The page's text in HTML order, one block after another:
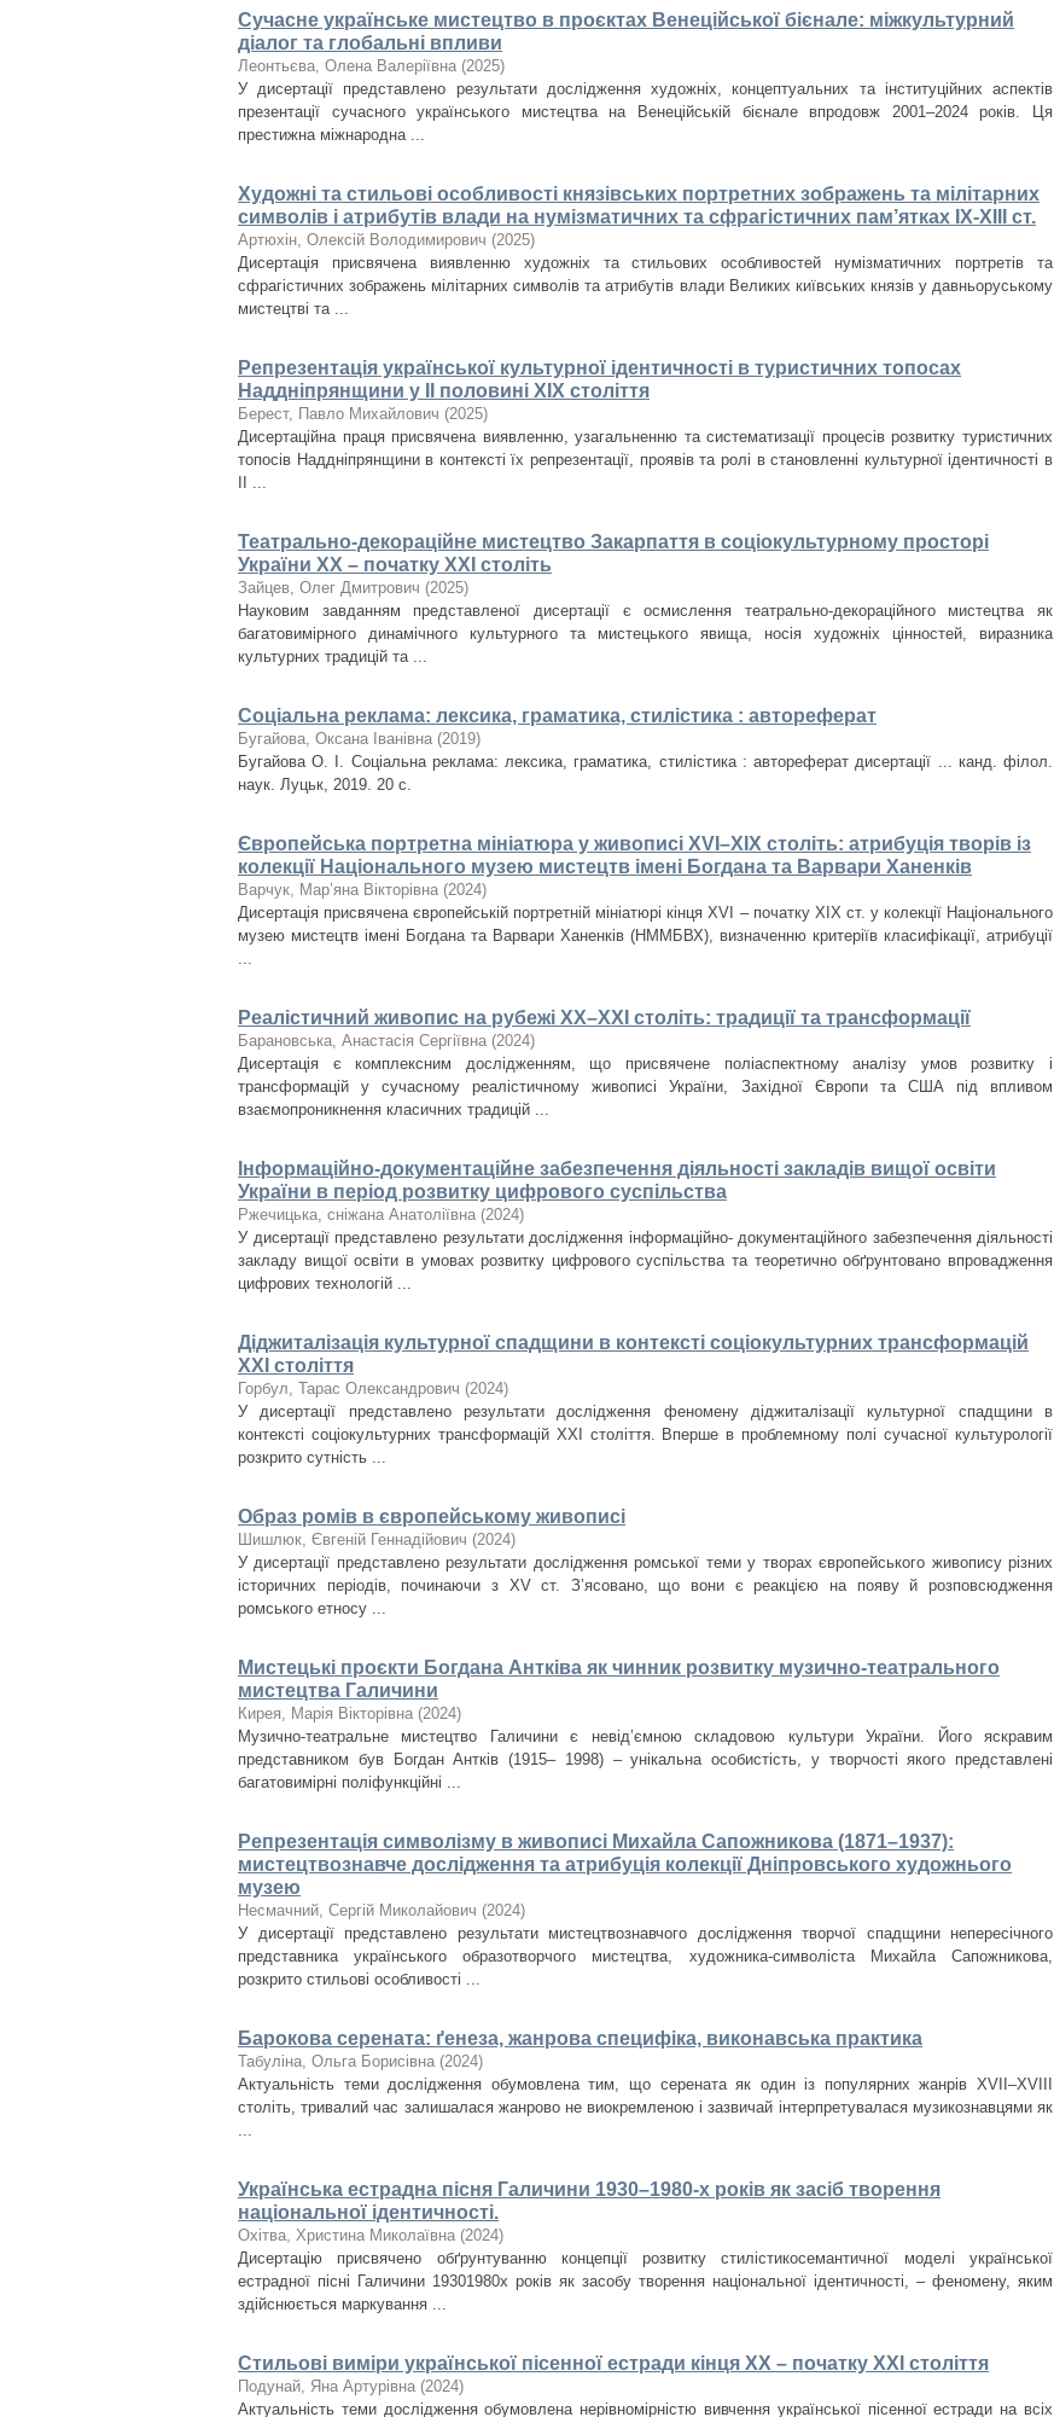
Сучасне українське мистецтво в проєктах Венеційської бієнале: міжкультурний
діалог та глобальні впливи
Леонтьєва, Олена Валеріївна (2025)
У дисертації представлено результати дослідження художніх, концептуальних та інституційних аспектів
презентації сучасного українського мистецтва на Венеційській бієнале впродовж 2001–2024 років. Ця
престижна міжнародна ...
Художні та стильові особливості князівських портретних зображень та мілітарних
символів і атрибутів влади на нумізматичних та сфрагістичних пам’ятках ІХ-ХІІІ ст.
Артюхін, Олексій Володимирович (2025)
Дисертація присвячена виявленню художніх та стильових особливостей нумізматичних портретів та
сфрагістичних зображень мілітарних символів та атрибутів влади Великих київських князів у давньоруському
мистецтві та ...
Репрезентація української культурної ідентичності в туристичних топосах
Наддніпрянщини у ІІ половині XIX століття
Берест, Павло Михайлович (2025)
Дисертаційна праця присвячена виявленню, узагальненню та систематизації процесів розвитку туристичних
топосів Наддніпрянщини в контексті їх репрезентації, проявів та ролі в становленні культурної ідентичності в
ІІ ...
Театрально-декораційне мистецтво Закарпаття в соціокультурному просторі
України ХХ – початку ХХІ століть
Зайцев, Олег Дмитрович (2025)
Науковим завданням представленої дисертації є осмислення театрально-декораційного мистецтва як
багатовимірного динамічного культурного та мистецького явища, носія художніх цінностей, виразника
культурних традицій та ...
Соціальна реклама: лексика, граматика, стилістика : автореферат
Бугайова, Оксана Іванівна (2019)
Бугайова О. І. Соціальна реклама: лексика, граматика, стилістика : автореферат дисертації ... канд. філол.
наук. Луцьк, 2019. 20 с.
Європейська портретна мініатюра у живописі XVI–XIX століть: атрибуція творів із
колекції Національного музею мистецтв імені Богдана та Варвари Ханенків
Варчук, Мар’яна Вікторівна (2024)
Дисертація присвячена європейській портретній мініатюрі кінця XVI – початку XIX ст. у колекції Національного
музею мистецтв імені Богдана та Варвари Ханенків (НММБВХ), визначенню критеріїв класифікації, атрибуції
...
Реалістичний живопис на рубежі ХХ–ХХІ століть: традиції та трансформації
Барановська, Анастасія Сергіївна (2024)
Дисертація є комплексним дослідженням, що присвячене поліаспектному аналізу умов розвитку і
трансформацій у сучасному реалістичному живописі України, Західної Європи та США під впливом
взаємопроникнення класичних традицій ...
Інформаційно-документаційне забезпечення діяльності закладів вищої освіти
України в період розвитку цифрового суспільства
Ржечицька, сніжана Анатоліївна (2024)
У дисертації представлено результати дослідження інформаційно- документаційного забезпечення діяльності
закладу вищої освіти в умовах розвитку цифрового суспільства та теоретично обґрунтовано впровадження
цифрових технологій ...
Діджиталізація культурної спадщини в контексті соціокультурних трансформацій
ХХІ століття
Горбул, Тарас Олександрович (2024)
У дисертації представлено результати дослідження феномену діджиталізації культурної спадщини в
контексті соціокультурних трансформацій ХХІ століття. Вперше в проблемному полі сучасної культурології
розкрито сутність ...
Образ ромів в європейському живописі
Шишлюк, Євгеній Геннадійович (2024)
У дисертації представлено результати дослідження ромської теми у творах європейського живопису різних
історичних періодів, починаючи з XV ст. З’ясовано, що вони є реакцією на появу й розповсюдження
ромського етносу ...
Мистецькі проєкти Богдана Антківа як чинник розвитку музично-театрального
мистецтва Галичини
Кирея, Марія Вікторівна (2024)
Музично-театральне мистецтво Галичини є невід’ємною складовою культури України. Його яскравим
представником був Богдан Антків (1915– 1998) – унікальна особистість, у творчості якого представлені
багатовимірні поліфункційні ...
Репрезентація символізму в живописі Михайла Сапожникова (1871–1937):
мистецтвознавче дослідження та атрибуція колекції Дніпровського художнього
музею
Несмачний, Сергій Миколайович (2024)
У дисертації представлено результати мистецтвознавчого дослідження творчої спадщини непересічного
представника українського образотворчого мистецтва, художника-символіста Михайла Сапожникова,
розкрито стильові особливості ...
Барокова серената: ґенеза, жанрова специфіка, виконавська практика
Табуліна, Ольга Борисівна (2024)
Актуальність теми дослідження обумовлена тим, що серената як один із популярних жанрів XVII–XVIII
століть, тривалий час залишалася жанрово не виокремленою і зазвичай інтерпретувалася музикознавцями як
...
Українська естрадна пісня Галичини 1930–1980-­х років як засіб творення
національної ідентичності.
Охітва, Христина Миколаївна (2024)
Дисертацію присвячено обґрунтуванню концепції розвитку стилістикосемантичної моделі української
естрадної пісні Галичини 1930­1980­х років як засобу творення національної ідентичності, – феномену, яким
здійснюється маркування ...
Стильові виміри української пісенної естради кінця ХХ – початку ХХІ століття
Подунай, Яна Артурівна (2024)
Актуальність теми дослідження обумовлена нерівномірністю вивчення української пісенної естради на всіх